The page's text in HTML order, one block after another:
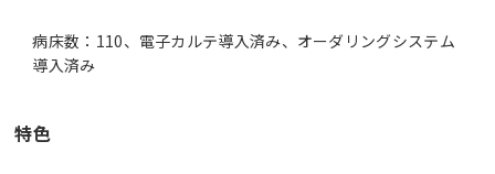
病床数：110、電子カルテ導入済み、オーダリングシステム
導入済み
特色